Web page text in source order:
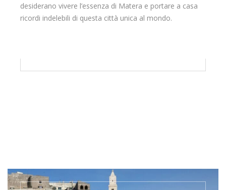
desiderano vivere l’essenza di Matera e portare a casa
ricordi indelebili di questa città unica al mondo.